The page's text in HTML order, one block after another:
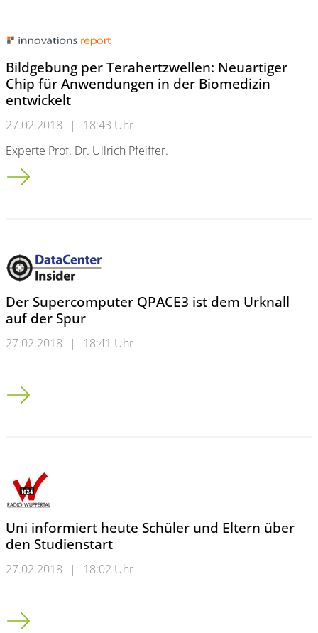
Bildgebung per Terahertzwellen: Neuartiger
Chip für Anwendungen in der Biomedizin
entwickelt
27.02.2018 |
18:43 Uhr
Experte Prof. Dr. Ullrich Pfeiffer.
Bildgebung per Terahertzwellen: Neuartiger Chip für
Der Supercomputer QPACE3 ist dem Urknall
auf der Spur
27.02.2018 | 18:41 Uhr
Der Supercomputer QPACE3 ist dem Urknall auf der Spur
Uni informiert heute Schüler und Eltern über
den Studienstart
27.02.2018 | 18:02 Uhr
Uni informiert heute Schüler und Eltern über den Studienstart